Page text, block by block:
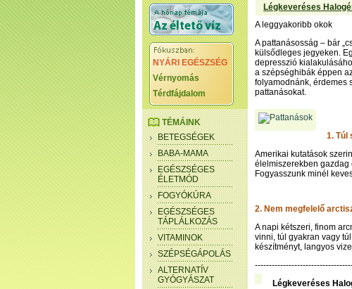
NYÁRI EGÉSZSÉG
Vérnyomás
Térdfájdalom
TÉMÁINK
BETEGSÉGEK
BABA-MAMA
EGÉSZSÉGES
ÉLETMÓD
FOGYÓKÚRA
EGÉSZSÉGES
TÁPLÁLKOZÁS
VITAMINOK
SZÉPSÉGÁPOLÁS
ALTERNATÍV
GYÓGYÁSZAT
Légkeveréses
A leggyakoribb okok
A pattanásosság – bár
külsődleges jegyeken.
depresszió
a szépséghibák éppen
folyamodnánk, érdemes
pattanásokat.
1. Túl
Amerikai kutatások
élelmiszerekben
Fogyasszunk minél
2. Nem megfelelő
A napi kétszeri, finom
vinni, túl gyakran vagy
készítményt, langyos
Légkeveréses